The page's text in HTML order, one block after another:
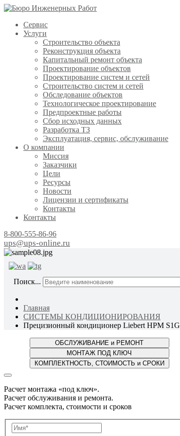
Сервис
Услуги
Строительство объекта
Реконструкция объекта
Капитальный ремонт объекта
Проектирование объектов
Проектирование систем и сетей
Строительство систем и сетей
Обследование объектов
Технологическое проектирование
Предпроектные работы
Сбор исходных данных
Разработка ТЗ
Эксплуатация, сервис, обслуживание
О компании
Миссия
Заказчики
Цели
Ресурсы
Новости
Лицензии и сертификаты
Контакты
Контакты
8-800-555-86-96
ups@ups-online.ru
Поиск...
Главная
СИСТЕМЫ КОНДИЦИОНИРОВАНИЯ
Прецизионный кондиционер Liebert HPM S1G
Расчет монтажа «под ключ».
Расчет обслуживания и ремонта.
Расчет комплекта, стоимости и сроков